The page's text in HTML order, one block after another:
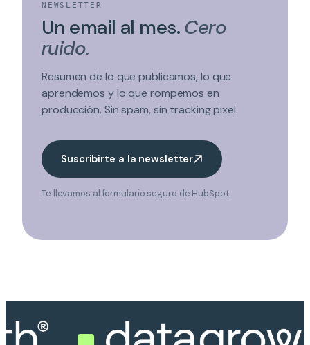
NEWSLETTER
Un email al mes.Cero
ruido.
Resumen de lo que publicamos, lo que
aprendemos y lo que rompemos en
producción. Sin spam, sin tracking pixel.
Suscribirte a la newsletter
Te llevamos al formulario seguro de HubSpot.